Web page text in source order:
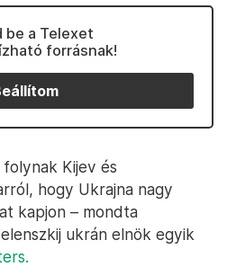
be a Telexet
forrásnak!
Kijev és
hogy Ukrajna nagy
kapjon – mondta
ukrán elnök egyik